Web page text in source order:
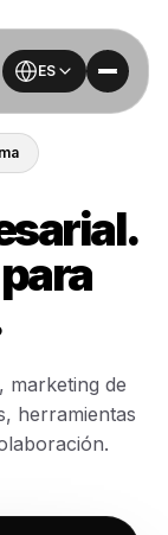
ES
marketing de
herramientas